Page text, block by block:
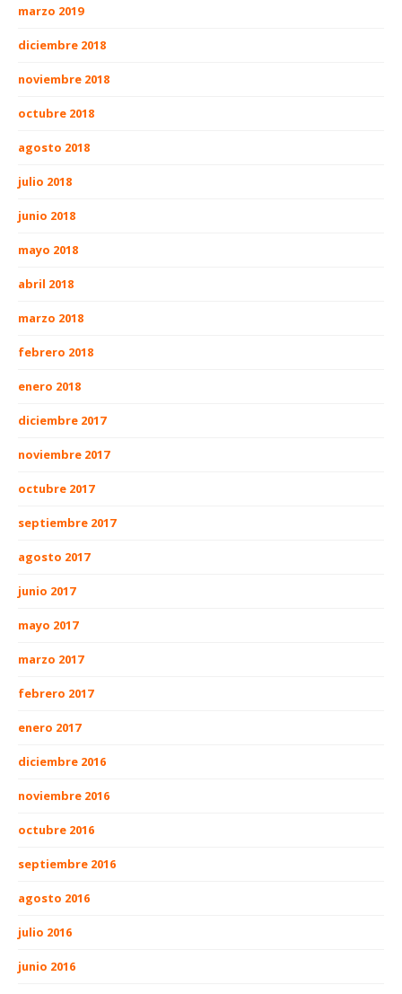
marzo 2019
diciembre 2018
noviembre 2018
octubre 2018
agosto 2018
julio 2018
junio 2018
mayo 2018
abril 2018
marzo 2018
febrero 2018
enero 2018
diciembre 2017
noviembre 2017
octubre 2017
septiembre 2017
agosto 2017
junio 2017
mayo 2017
marzo 2017
febrero 2017
enero 2017
diciembre 2016
noviembre 2016
octubre 2016
septiembre 2016
agosto 2016
julio 2016
junio 2016